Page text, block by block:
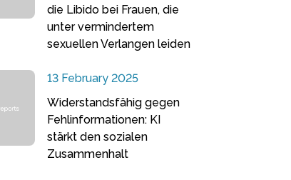
die Libido bei Frauen, die
unter vermindertem
sexuellen Verlangen leiden
13 February 2025
Widerstandsfähig gegen
Fehlinformationen: KI
stärkt den sozialen
Zusammenhalt